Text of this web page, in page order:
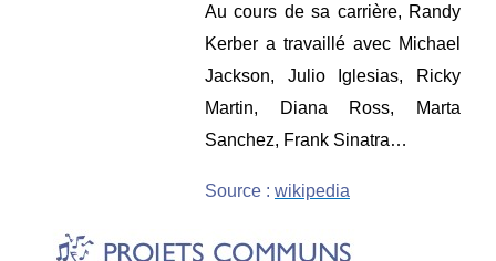
Au cours de sa carrière, Randy
Kerber a travaillé avec Michael
Jackson, Julio Iglesias, Ricky
Martin, Diana Ross,
Marta
Sanchez, Frank Sinatra…
Source : wikipedia